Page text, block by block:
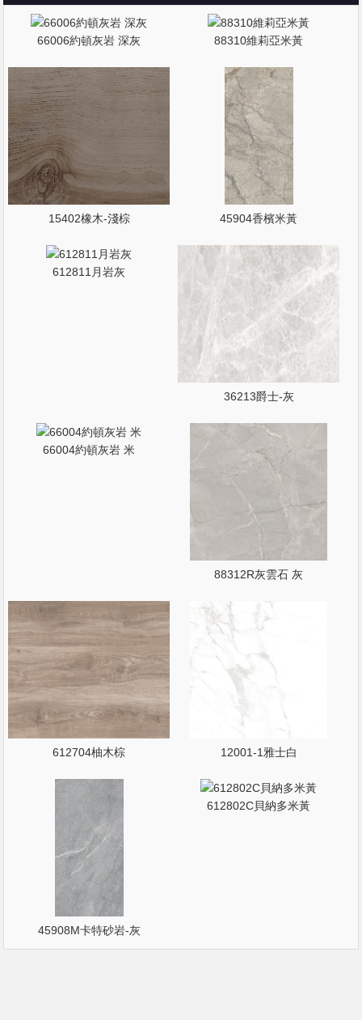
66006約頓灰岩 深灰 88310維莉亞米黃
15402橡木-淺棕 45904香檳米黃
612811月岩灰
36213爵士-灰
66004約頓灰岩 米
88312R灰雲石 灰
612704柚木棕 12001-1雅士白
45908M卡特砂岩-灰
612802C貝納多米黃